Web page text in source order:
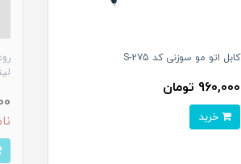
کابل اتو مو سوزنی کد S-275
960,000 تومان
لیتر